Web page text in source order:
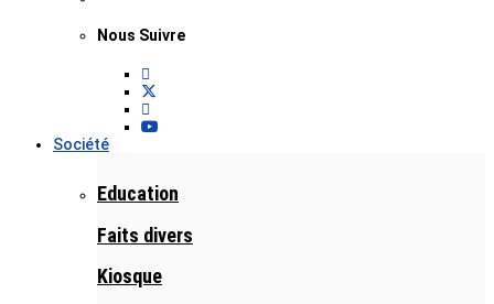
Nous Suivre
Société
Education
Faits divers
Kiosque